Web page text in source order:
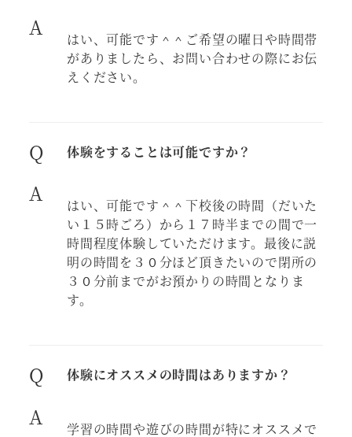
A
はい、可能です＾＾ご希望の曜日や時間帯
がありましたら、お問い合わせの際にお伝
えください。
Q 体験をすることは可能ですか？
A
はい、可能です＾＾下校後の時間（だいた
い１５時ごろ）から１７時半までの間で一
時間程度体験していただけます。最後に説
明の時間を３０分ほど頂きたいので閉所の
３０分前までがお預かりの時間となりま
す。
Q 体験にオススメの時間はありますか？
A 学習の時間や遊びの時間が特にオススメで